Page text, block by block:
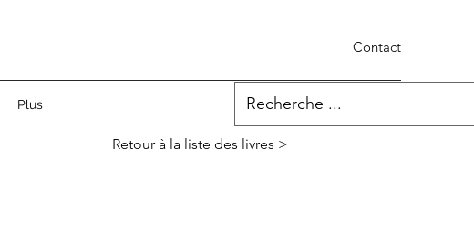
Contact
Plus
Retour à la liste des livres >